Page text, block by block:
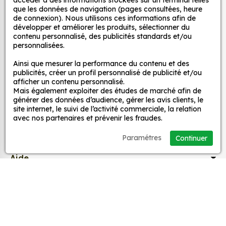
d’un meuble, d’une porte et de toute autre surface,
et ce, à moindre coût et sans effort.
Quels sont les avantages de nos stickers
décoration ?
Une grande variété de motifs et de couleurs :
nos Jdm Ego The Renaissance sont disponibles
dans une large gamme de motifs et de
couleurs, ce qui vous permet de trouver le
sticker parfait pour votre décoration.
Une installation facile : nos stickers sont faciles
à installer, même pour les débutants. Il suffit de
les décoller de leur support et de les coller sur
la surface souhaitée. Vous pouvez vous aider
décoratifs
MPA Déco
Nos services
Nos sites
Aide
que les données de navigation (pages consultées, heure
de connexion). Nous utilisons ces informations afin de
développer et améliorer les produits, sélectionner du
contenu personnalisé, des publicités standards et/ou
personnalisées.
Ainsi que mesurer la performance du contenu et des
publicités, créer un profil personnalisé de publicité et/ou
afficher un contenu personnalisé.
Mais également exploiter des études de marché afin de
générer des données d’audience, gérer les avis clients, le
site internet, le suivi de l’activité commerciale, la relation
avec nos partenaires et prévenir les fraudes.
Continuer
Paramétres